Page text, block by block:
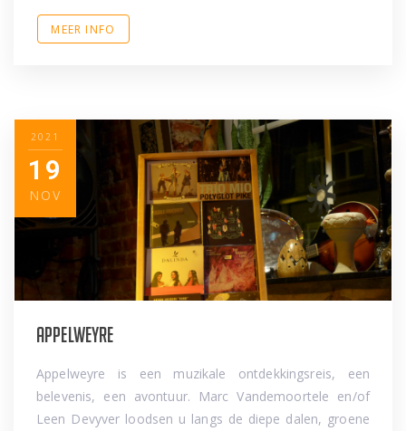
MEER INFO
2021
19
NOV
Appelweyre
Appelweyre is een muzikale ontdekkingsreis, een
belevenis, een avontuur. Marc Vandemoortele en/of
Leen Devyver loodsen u langs de diepe dalen, groene